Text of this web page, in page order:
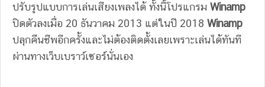
ปรับรูปแบบการเล่นเสียงเพลงได้ ทั้งนี้โปรแกรม Winamp
ปิดตัวลงเมื่อ 20 ธันวาคม 2013 แต่ในปี 2018 Winamp
ปลุกคืนชีพอีกครั้งและไม่ต้องติดตั้งเลยเพราะเล่นได้ทันที
ผ่านทางเว็บเบราว์เซอร์นั่นเอง